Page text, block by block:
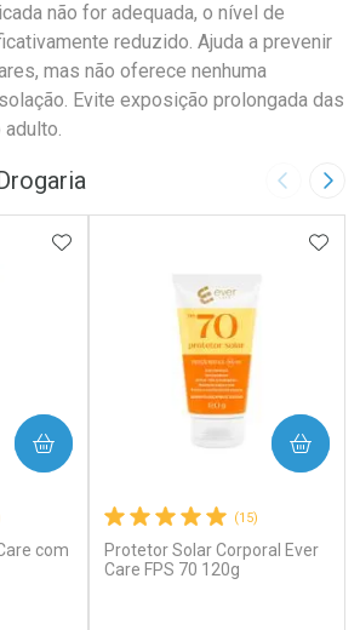
não for adequada, o nível de
reduzido. Ajuda a prevenir
mas não oferece nenhuma
Evite exposição prolongada das
Imagem
com
ADICIONAR AOS FAVORITOS
(15)
Protetor Solar Corporal Ever
Care FPS 70 120g
COMPRAR